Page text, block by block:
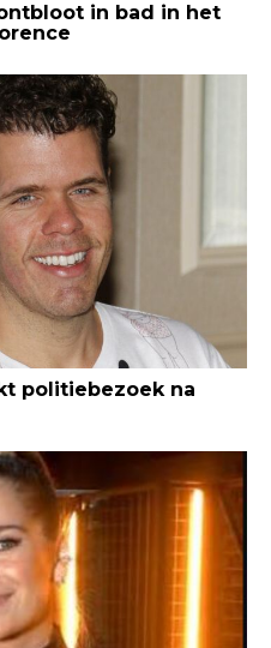
in bad in het
politiebezoek na